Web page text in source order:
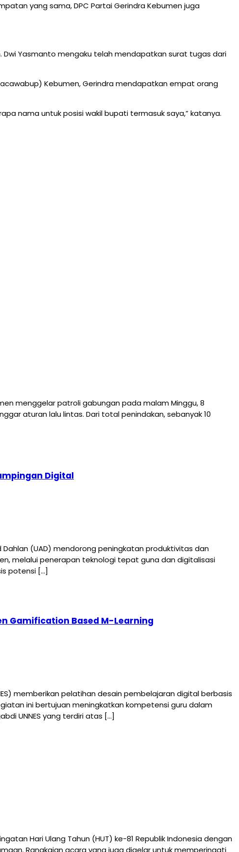
yang sama, DPC Partai Gerindra Kebumen juga
Dwi Yasmanto mengaku telah mendapatkan surat tugas dari
Kebumen, Gerindra mendapatkan empat orang
nama untuk posisi wakil bupati termasuk saya,” katanya.
menggelar patroli gabungan pada malam Minggu, 8
aturan lalu lintas. Dari total penindakan, sebanyak 10
Digital
Dahlan (UAD) mendorong peningkatan produktivitas dan
melalui penerapan teknologi tepat guna dan digitalisasi
potensi […]
Gamification Based M-Learning
memberikan pelatihan desain pembelajaran digital berbasis
ini bertujuan meningkatkan kompetensi guru dalam
UNNES yang terdiri atas […]
Hari Ulang Tahun (HUT) ke-81 Republik Indonesia dengan
Rangkaian acara yang juga digelar untuk memperingati